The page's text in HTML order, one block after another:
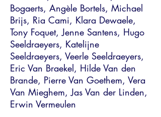
Bogaerts, Angèle Bortels, Michael
Brijs, Ria Cami, Klara Dewaele,
Tony Foquet, Jenne Santens, Hugo
Seeldraeyers, Katelijne
Seeldraeyers, Veerle Seeldraeyers,
Eric Van Braekel, Hilde Van den
Brande, Pierre Van Goethem, Vera
Van Mieghem, Jas Van der Linden,
Erwin Vermeulen